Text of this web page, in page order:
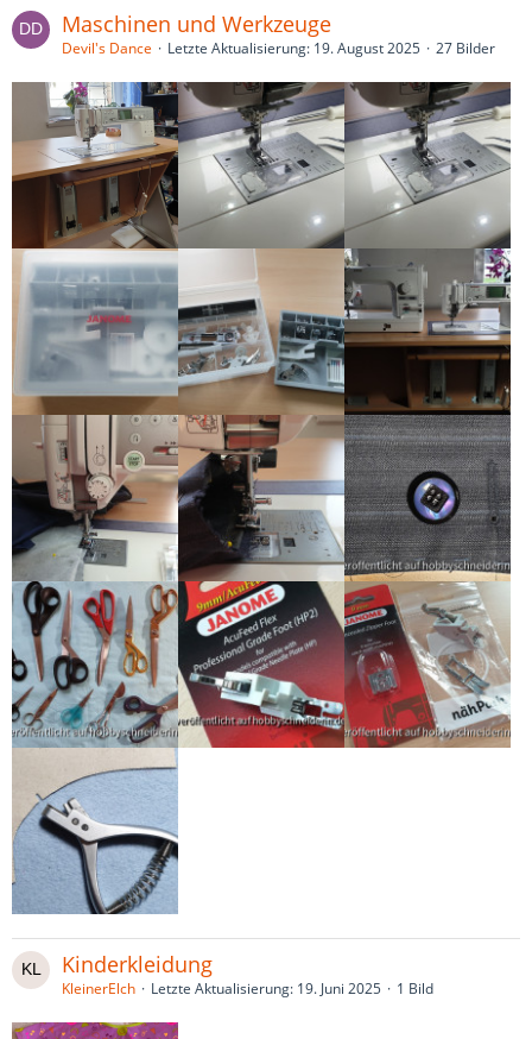
Maschinen und Werkzeuge
Devil's Dance Letzte Aktualisierung: 19. August 2025 27 Bilder
Kinderkleidung
KleinerElch Letzte Aktualisierung: 19. Juni 2025 1 Bild